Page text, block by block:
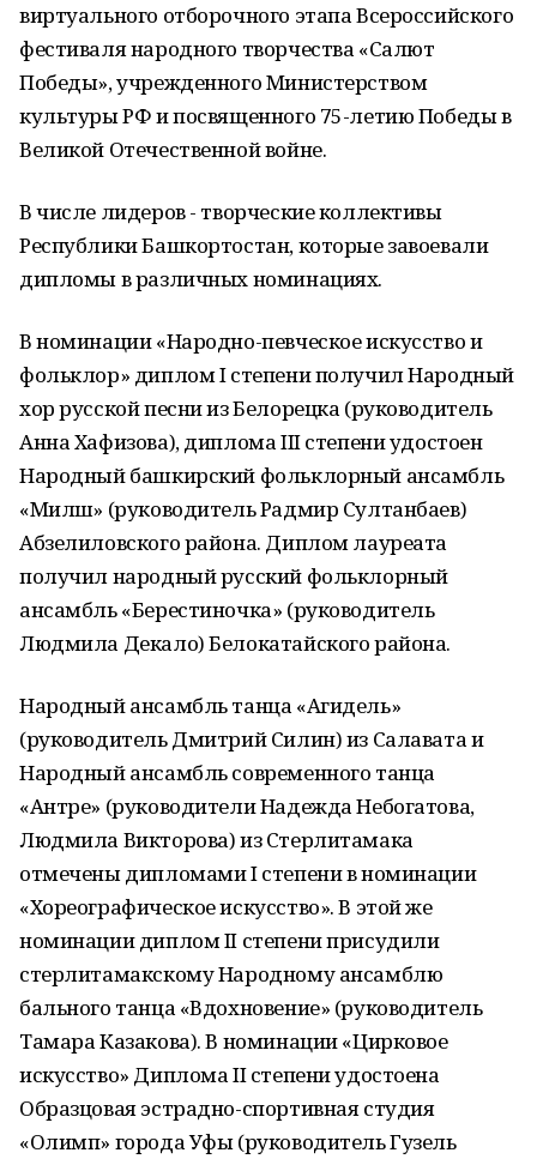
виртуального отборочного этапа Всероссийского
фестиваля народного творчества «Салют
Победы», учрежденного Министерством
культуры РФ и посвященного 75-летию Победы в
Великой Отечественной войне.
В числе лидеров - творческие коллективы
Республики Башкортостан, которые завоевали
дипломы в различных номинациях.
В номинации «Народно-певческое искусство и
фольклор» диплом I степени получил Народный
хор русской песни из Белорецка (руководитель
Анна Хафизова), диплома III степени удостоен
Народный башкирский фольклорный ансамбль
«Миләш» (руководитель Радмир Султанбаев)
Абзелиловского района. Диплом лауреата
получил народный русский фольклорный
ансамбль «Берестиночка» (руководитель
Людмила Декало) Белокатайского района.
Народный ансамбль танца «Агидель»
(руководитель Дмитрий Силин) из Салавата и
Народный ансамбль современного танца
«Антре» (руководители Надежда Небогатова,
Людмила Викторова) из Стерлитамака
отмечены дипломами I степени в номинации
«Хореографическое искусство». В этой же
номинации диплом II степени присудили
стерлитамакскому Народному ансамблю
бального танца «Вдохновение» (руководитель
Тамара Казакова). В номинации «Цирковое
искусство» Диплома II степени удостоена
Образцовая эстрадно-спортивная студия
«Олимп» города Уфы (руководитель Гузель